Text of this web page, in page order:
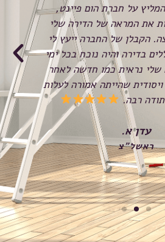
על חברת הום פיינט,
את המראה של הדירה שלי
הקבלן של החברה ייעץ לי
בדירה והיה נוכח בכל ימי
שלי נראית כמו חדשה לאחר
שהייתה אמורה לעלות
רבה.
עדן א.
ראשל"צ